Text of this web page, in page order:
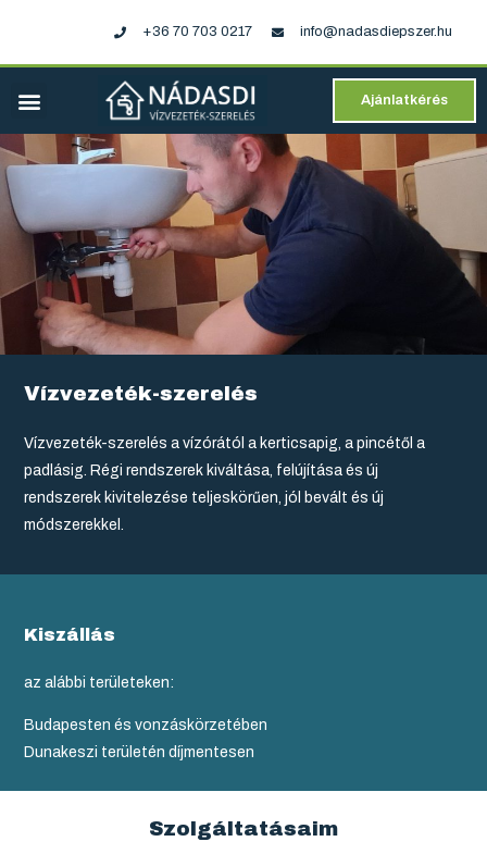
+36 70 703 0217 info@nadasdiepszer.hu
Ajánlatkérés
Vízvezeték-szerelés
Vízvezeték-szerelés a vízórától a kerticsapig, a pincétől a
padlásig. Régi rendszerek kiváltása, felújítása és új
rendszerek kivitelezése teljeskörűen, jól bevált és új
módszerekkel.
Kiszállás
az alábbi területeken:
Budapesten és vonzáskörzetében
Dunakeszi területén díjmentesen
Szolgáltatásaim